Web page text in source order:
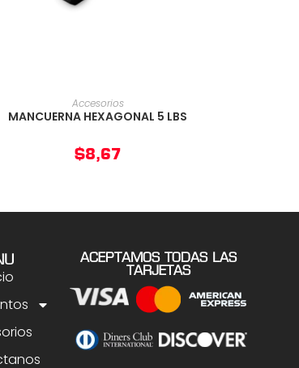
AÑADIR AL CARRITO
Accesorios
MANCUERNA HEXAGONAL 5 LBS
$8,67
ACEPTAMOS TODAS LAS
TARJETAS